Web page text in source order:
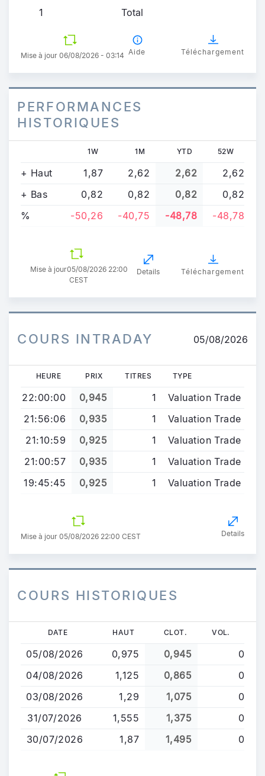
1 Total
Mise à jour 06/08/2026 - 03:14 Aide Téléchargement
PERFORMANCES
HISTORIQUES
1W 1M YTD 52W
+ Haut 1,87 2,62 2,62
2,62
+ Bas
0,82 0,82 0,82
0,82
%
-50,26 -40,75 -48,78 -48,78
Mise à jour05/08/2026 22:00
CEST
Details Téléchargement
COURS INTRADAY 05/08/2026
HEURE PRIX TITRES TYPE
22:00:00 0,945 1
Valuation Trade
21:56:06
0,935 1
Valuation Trade
21:10:59
0,925 1
Valuation Trade
21:00:57
0,935 1
Valuation Trade
19:45:45
0,925 1 Valuation Trade
Mise à jour 05/08/2026 22:00 CEST Details
COURS HISTORIQUES
contenu
principal
DATE HAUT CLOT. VOL.
05/08/2026 0,975 0,945
0
04/08/2026
1,125 0,865
0
03/08/2026
1,29 1,075
0
31/07/2026
1,555 1,375
0
30/07/2026
1,87 1,495 0